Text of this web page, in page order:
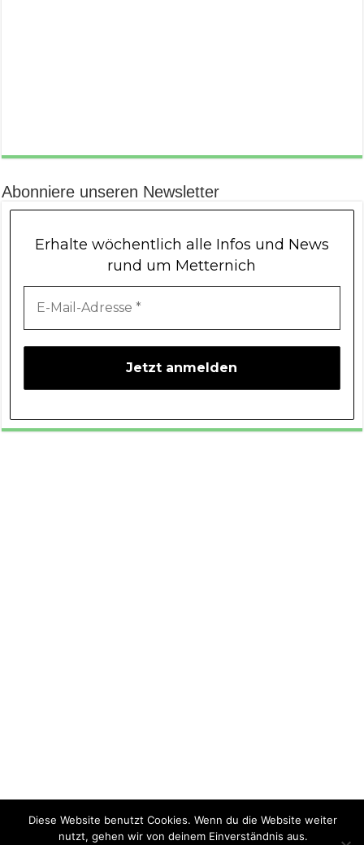
Abonniere unseren Newsletter
Erhalte wöchentlich alle Infos und News
rund um Metternich
Diese Website benutzt Cookies. Wenn du die Website weiter
nutzt, gehen wir von deinem Einverständnis aus.